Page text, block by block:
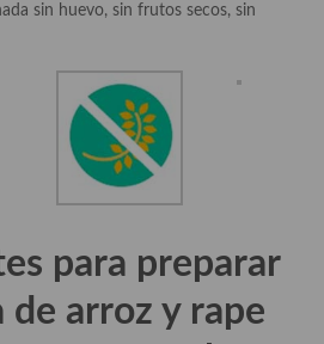
sin huevo, sin frutos secos, sin
para preparar
de arroz y rape